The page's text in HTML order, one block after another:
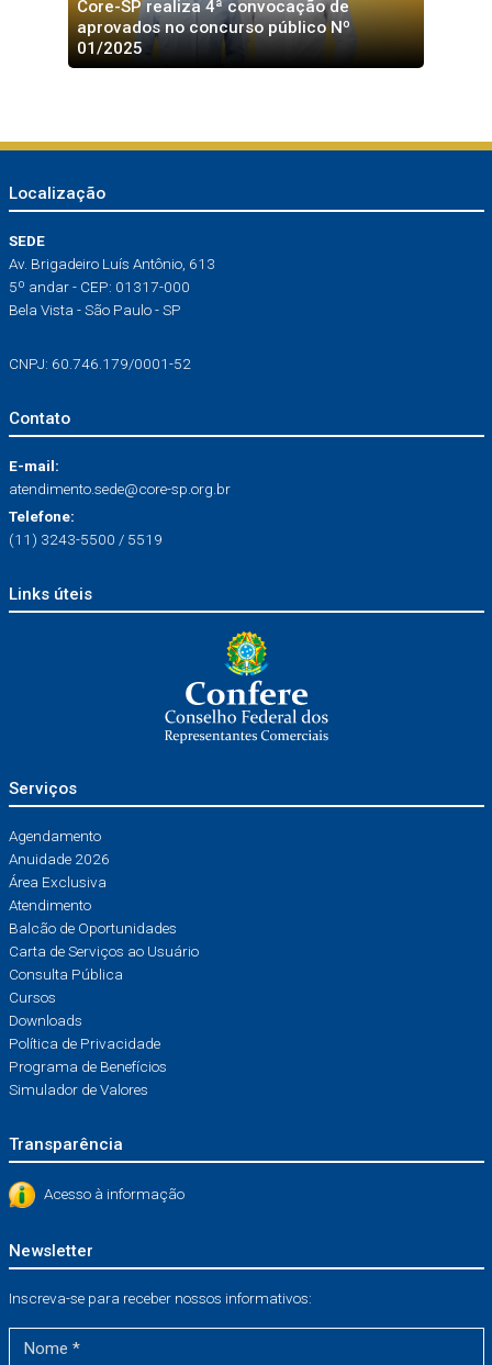
Core-SP realiza 4ª convocação de
aprovados no concurso público Nº
01/2025
Localização
SEDE
Av. Brigadeiro Luís Antônio, 613
5º andar - CEP: 01317-000
Bela Vista - São Paulo - SP
CNPJ: 60.746.179/0001-52
Contato
E-mail:
atendimento.sede@core-sp.org.br
Telefone:
(11) 3243-5500 / 5519
Links úteis
Serviços
Agendamento
Anuidade 2026
Área Exclusiva
Atendimento
Balcão de Oportunidades
Carta de Serviços ao Usuário
Consulta Pública
Cursos
Downloads
Política de Privacidade
Programa de Benefícios
Simulador de Valores
Transparência
Acesso à informação
Newsletter
Inscreva-se para receber nossos informativos: